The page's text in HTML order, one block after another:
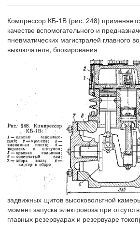
Компрессор КБ-1В (рис. 248)
качестве вспомогательного и
пневматических магистралей главного
выключателя, блокирования
задвижных щитов высоковольтной
момент запуска электровоза при
главных резервуарах и резервуаре